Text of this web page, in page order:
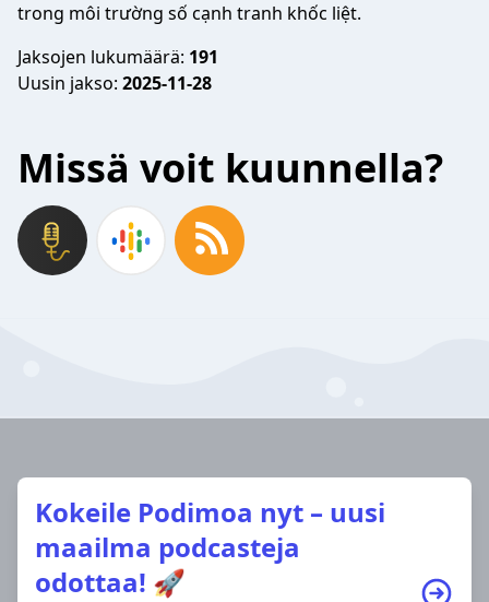
trong môi trường số cạnh tranh khốc liệt.
Jaksojen lukumäärä: 191
Uusin jakso: 2025-11-28
Missä voit kuunnella?
Kokeile Podimoa nyt – uusi
maailma podcasteja
odottaa! 🚀